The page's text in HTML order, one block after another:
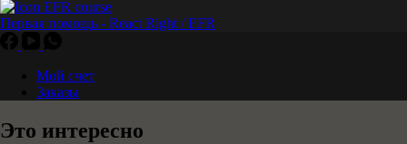
Первая помощь - React Right / EFR
Мой счет
Заказы
Это интересно